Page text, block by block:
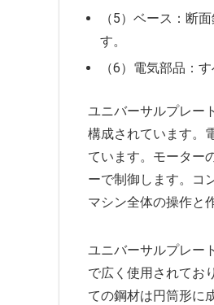
（5）ベース：断
す。
（6）電気部品：
ユニバーサルプレー
構成されています。
ています。モーター
ーで制御します。コ
マシン全体の操作と
ユニバーサルプレー
で広く使用されてお
ての鋼材は円筒形に